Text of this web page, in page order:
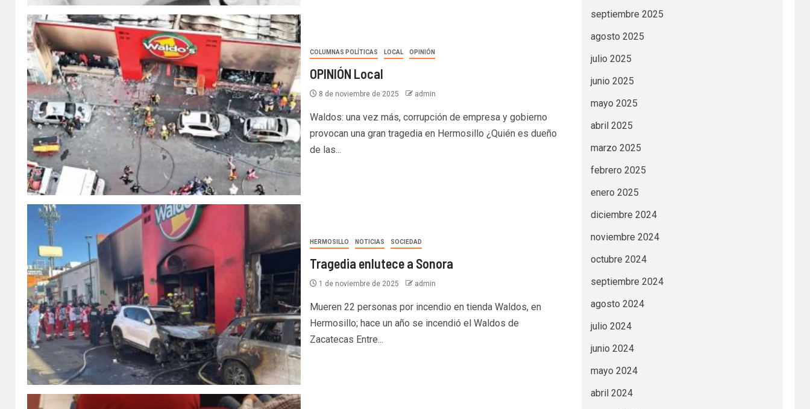
COLUMNAS POLÍTICAS LOCAL OPINIÓN
OPINIÓN Local
8 de noviembre de 2025 admin
Waldos: una vez más, corrupción de empresa y gobierno
provocan una gran tragedia en Hermosillo ¿Quién es dueño
de las...
HERMOSILLO NOTICIAS SOCIEDAD
Tragedia enlutece a Sonora
1 de noviembre de 2025 admin
Mueren 22 personas por incendio en tienda Waldos, en
Hermosillo; hace un año se incendió el Waldos de
Zacatecas Entre...
septiembre 2025
agosto 2025
julio 2025
junio 2025
mayo 2025
abril 2025
marzo 2025
febrero 2025
enero 2025
diciembre 2024
noviembre 2024
octubre 2024
septiembre 2024
agosto 2024
julio 2024
junio 2024
mayo 2024
abril 2024